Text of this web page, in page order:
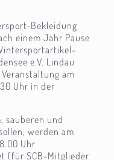
Bekleidung
einem Jahr Pause
e.V. Lindau
am
Uhr in der
sauberen und
werden am
Uhr
(für SCB-Mitglieder